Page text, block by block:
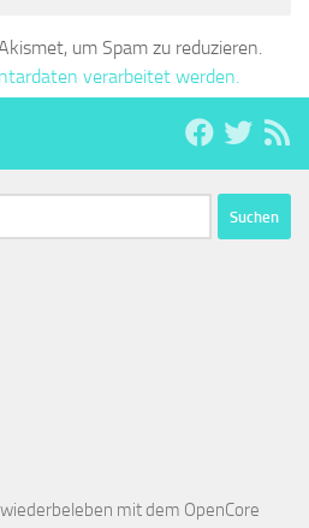
um Spam zu reduzieren.
verarbeitet werden.
mit dem OpenCore